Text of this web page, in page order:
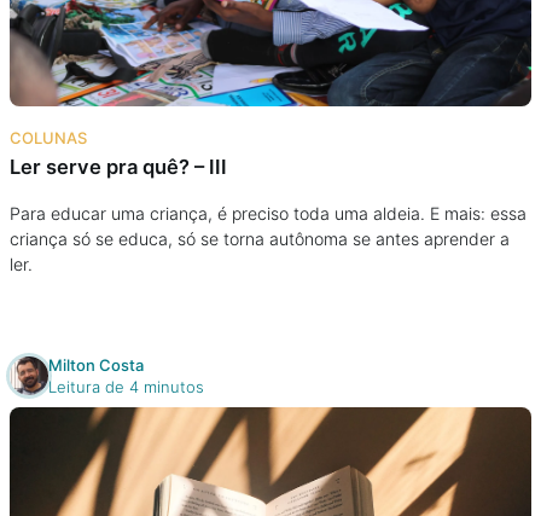
COLUNAS
Ler serve pra quê? – III
Para educar uma criança, é preciso toda uma aldeia. E mais: essa
criança só se educa, só se torna autônoma se antes aprender a
ler.
Milton Costa
Leitura de 4 minutos